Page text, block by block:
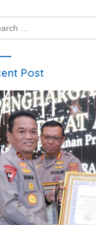
Post